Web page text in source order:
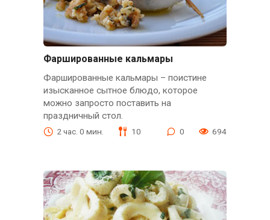
Фаршированные кальмары
Фаршированные кальмары – поистине
изысканное сытное блюдо, которое
можно запросто поставить на
праздничный стол.
2 час. 0 мин. 10 0 694